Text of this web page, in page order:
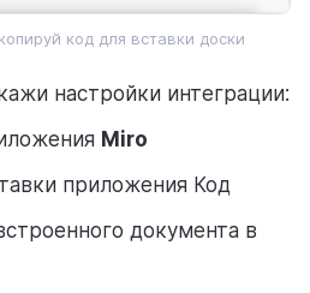
код для вставки доски
настройки интеграции:
Miro
приложения Код
документа в